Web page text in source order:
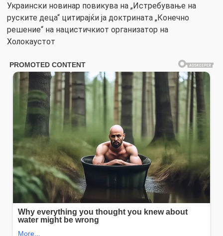
Украински новинар повикува на „Истребување на
руските деца“ цитирајќи ја доктрината „Конечно
решение“ на нацистичкиот организатор на
Холокаустот